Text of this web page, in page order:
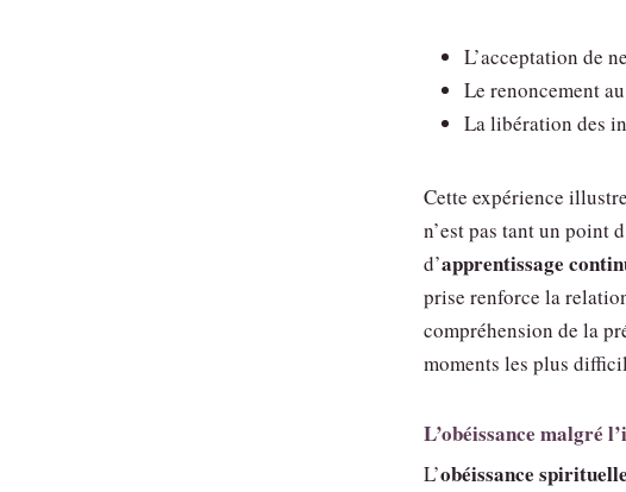
L’acceptation de
Le renoncement
La libération des
Cette expérience
n’est pas tant un point
d’apprentissage
prise renforce la
compréhension de la
moments les plus
L’obéissance malgré
L’obéissance spirituelle